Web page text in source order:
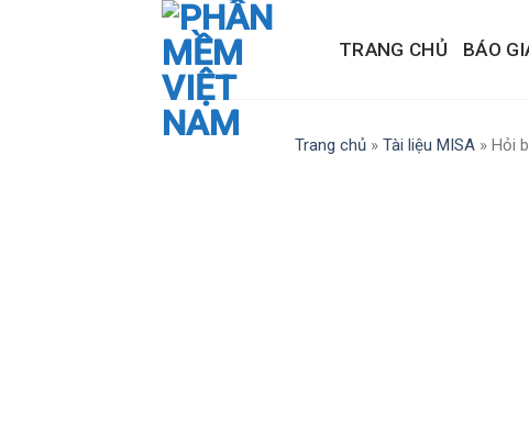
TRANG CHỦ BÁO
Trang chủ »Tài liệu MISA »Hỏi